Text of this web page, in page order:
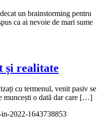
un brainstorming pentru
ca ai nevoie de mari sume
și realitate
cu termenul, venit pasiv se
muncești o dată dar care […]